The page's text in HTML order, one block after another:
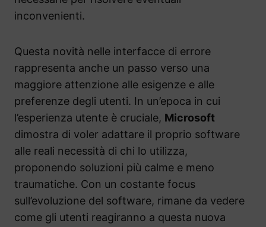
inconvenienti.
Questa novità nelle interfacce di errore
rappresenta anche un passo verso una
maggiore attenzione alle esigenze e alle
preferenze degli utenti. In un’epoca in cui
l’esperienza utente è cruciale, Microsoft
dimostra di voler adattare il proprio software
alle reali necessità di chi lo utilizza,
proponendo soluzioni più calme e meno
traumatiche. Con un costante focus
sull’evoluzione del software, rimane da vedere
come gli utenti reagiranno a questa nuova